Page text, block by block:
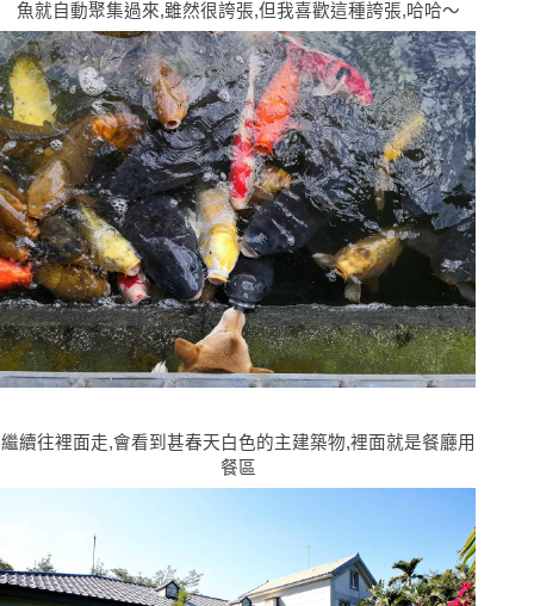
魚就自動聚集過來,雖然很誇張,但我喜歡這種誇張,哈哈〜
繼續往裡面走,會看到甚春天白色的主建築物,裡面就是餐廳用
餐區